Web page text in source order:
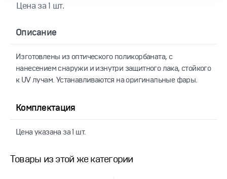
Цена за 1 шт.
Описание
Изготовлены из оптического поликорбаната, с
нанесением снаружи и изнутри защитного лака, стойкого
к UV лучам. Устанавливаются на оригинальные фары.
Комплектация
Цена указана за 1 шт.
Товары из этой же категории